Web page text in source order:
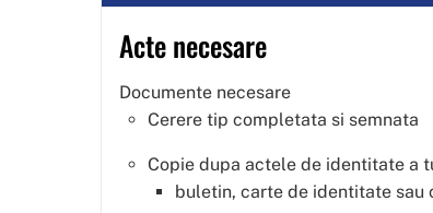
Acte necesare
Documente necesare
Cerere tip completata si semnata
Copie dupa actele de identitate a
buletin, carte de identitate sau